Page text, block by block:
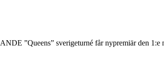
”Queens” sverigeturné får nypremiär den 1:e